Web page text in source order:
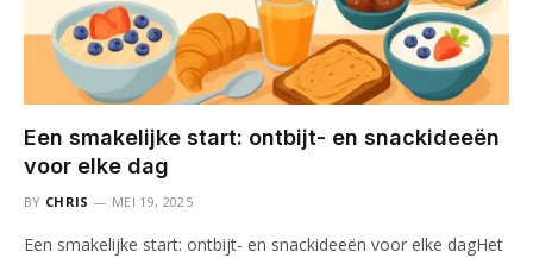
Een smakelijke start: ontbijt- en snackideeën
voor elke dag
BY CHRIS MEI 19, 2025
Een smakelijke start: ontbijt- en snackideeën voor elke dagHet